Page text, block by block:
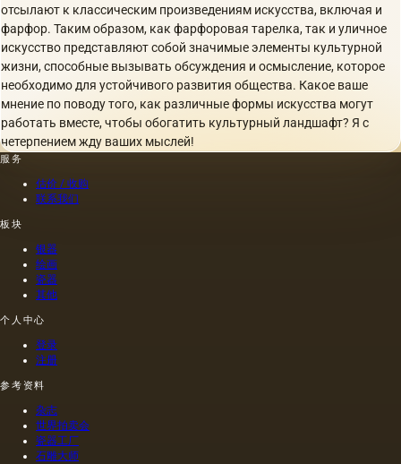
отсылают к классическим произведениям искусства, включая и
фарфор. Таким образом, как фарфоровая тарелка, так и уличное
искусство представляют собой значимые элементы культурной
жизни, способные вызывать обсуждения и осмысление, которое
необходимо для устойчивого развития общества. Какое ваше
мнение по поводу того, как различные формы искусства могут
работать вместе, чтобы обогатить культурный ландшафт? Я с
нетерпением жду ваших мыслей!
服务
估价 / 收购
联系我们
板块
银器
绘画
瓷器
其他
个人中心
登录
注册
参考资料
杂志
世界拍卖会
瓷器工厂
石雕大师